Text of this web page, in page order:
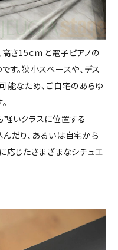
さ15ｃｍと電子ピアノの
す。狭小スペースや、デス
能なため、ご自宅のあらゆ
いクラスに位置する
だり、あるいは自宅から
応じたさまざまなシチュエ